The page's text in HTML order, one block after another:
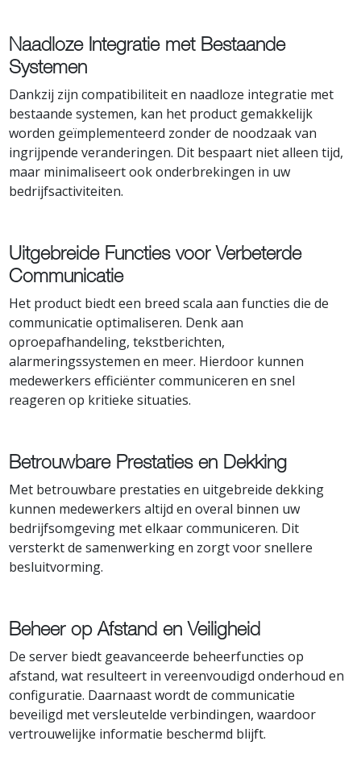
Naadloze Integratie met Bestaande
Systemen
Dankzij zijn compatibiliteit en naadloze integratie met
bestaande systemen, kan het product gemakkelijk
worden geïmplementeerd zonder de noodzaak van
ingrijpende veranderingen. Dit bespaart niet alleen tijd,
maar minimaliseert ook onderbrekingen in uw
bedrijfsactiviteiten.
Uitgebreide Functies voor Verbeterde
Communicatie
Het product biedt een breed scala aan functies die de
communicatie optimaliseren. Denk aan
oproepafhandeling, tekstberichten,
alarmeringssystemen en meer. Hierdoor kunnen
medewerkers efficiënter communiceren en snel
reageren op kritieke situaties.
Betrouwbare Prestaties en Dekking
Met betrouwbare prestaties en uitgebreide dekking
kunnen medewerkers altijd en overal binnen uw
bedrijfsomgeving met elkaar communiceren. Dit
versterkt de samenwerking en zorgt voor snellere
besluitvorming.
Beheer op Afstand en Veiligheid
De server biedt geavanceerde beheerfuncties op
afstand, wat resulteert in vereenvoudigd onderhoud en
configuratie. Daarnaast wordt de communicatie
beveiligd met versleutelde verbindingen, waardoor
vertrouwelijke informatie beschermd blijft.